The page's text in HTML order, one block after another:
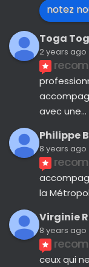
notez
Toga
2 years ago
avec une...
Philippe
8 years ago
la
Virginie
8 years ago
ceux qui